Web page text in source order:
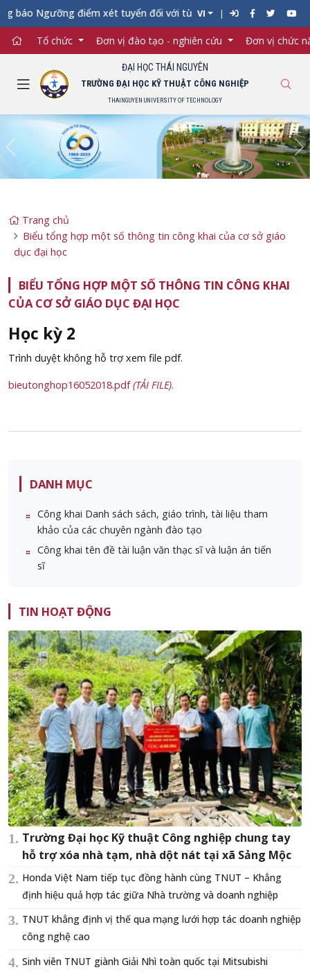
báo Ngưỡng điểm xét tuyển đối với từng ngành đào tạo Đại
VI
Tổ chức Đơn vị đào tạo - nghiên cứu Đơn vị chức
ĐẠI HỌC THÁI NGUYÊN
TRƯỜNG ĐẠI HỌC KỸ THUẬT CÔNG NGHIỆP
THAINGUYEN UNIVERSITY OF TECHNOLOGY
Previous
Trang chủ
Biểu tổng hợp một số thông tin công khai của cơ sở giáo
dục đại học
BIỂU TỔNG HỢP MỘT SỐ THÔNG TIN CÔNG KHAI
CỦA CƠ SỞ GIÁO DỤC ĐẠI HỌC
Học kỳ 2
Trình duyệt không hỗ trợ xem file pdf.
bieutonghop16052018.pdf(TẢI FILE).
DANH MỤC
Công khai Danh sách sách, giáo trình, tài liệu tham
khảo của các chuyên ngành đào tạo
Công khai tên đề tài luận văn thạc sĩ và luận án tiến
sĩ
TIN HOẠT ĐỘNG
Trường Đại học Kỹ thuật Công nghiệp chung tay
hỗ trợ xóa nhà tạm, nhà dột nát tại xã Sảng Mộc
Honda Việt Nam tiếp tục đồng hành cùng TNUT – Khẳng
định hiệu quả hợp tác giữa Nhà trường và doanh nghiệp
TNUT khẳng định vị thế qua mạng lưới hợp tác doanh nghiệp
công nghệ cao
Sinh viên TNUT giành Giải Nhì toàn quốc tại Mitsubishi